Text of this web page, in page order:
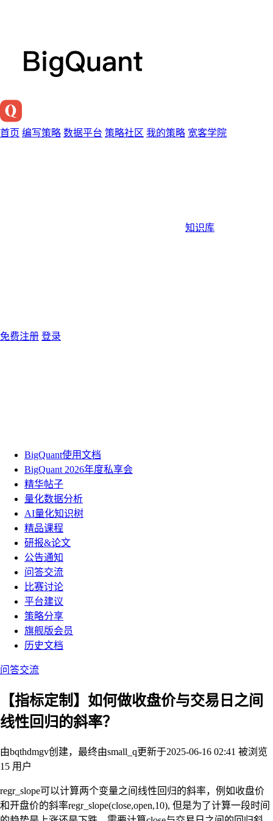
首页 编写策略 数据平台 策略社区 我的策略 宽客学院
知识库
免费注册 登录
BigQuant使用文档
BigQuant 2026年度私享会
精华帖子
量化数据分析
AI量化知识树
精品课程
研报&论文
公告通知
问答交流
比赛讨论
平台建议
策略分享
旗舰版会员
历史文档
问答交流
【指标定制】如何做收盘价与交易日之间
线性回归的斜率？
由bqthdmgv创建，最终由small_q更新于2025-06-16 02:41 被浏览
15 用户
regr_slope可以计算两个变量之间线性回归的斜率，例如收盘价
和开盘价的斜率regr_slope(close,open,10), 但是为了计算一段时间